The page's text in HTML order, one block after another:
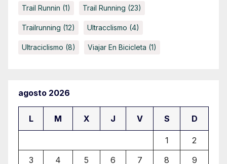
Trail Runnin (1) Trail Running (23)
Trailrunning (12) Ultracclismo (4)
Ultraciclismo (8) Viajar En Bicicleta (1)
agosto 2026
L M X J V S D
1
2
3
4 5 6 7 8 9